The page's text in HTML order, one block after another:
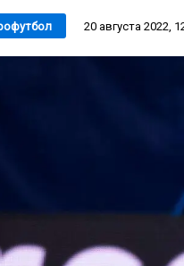
20 августа 2022,